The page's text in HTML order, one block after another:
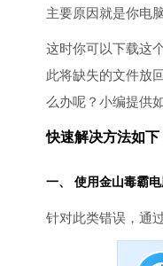
主要原因就是你电
这时你可以下载这
此将缺失的文件放
么办呢？小编提供
快速解决方法如下
一、 使用金山毒霸
针对此类错误，通